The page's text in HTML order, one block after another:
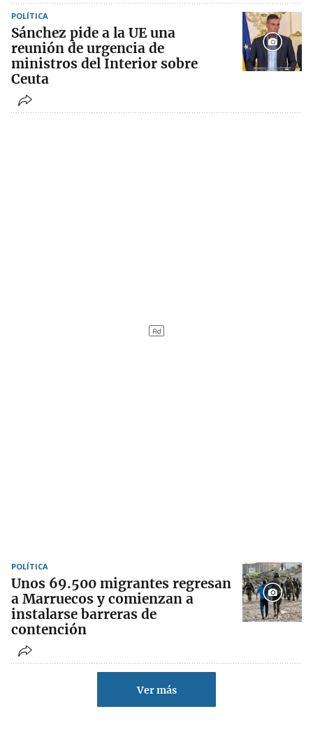
POLÍTICA
Sánchez pide a la UE una
reunión de urgencia de
ministros del Interior sobre
Ceuta
POLÍTICA
Unos 69.500 migrantes regresan
a Marruecos y comienzan a
instalarse barreras de
contención
Ver más